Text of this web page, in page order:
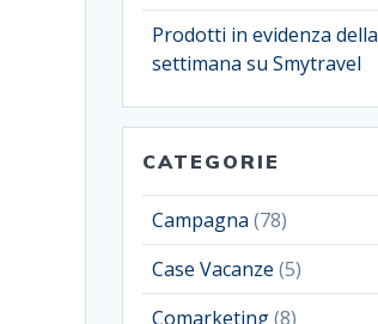
Prodotti in evidenza della
settimana su Smytravel
CATEGORIE
Campagna (78)
Case Vacanze (5)
Comarketing(8)